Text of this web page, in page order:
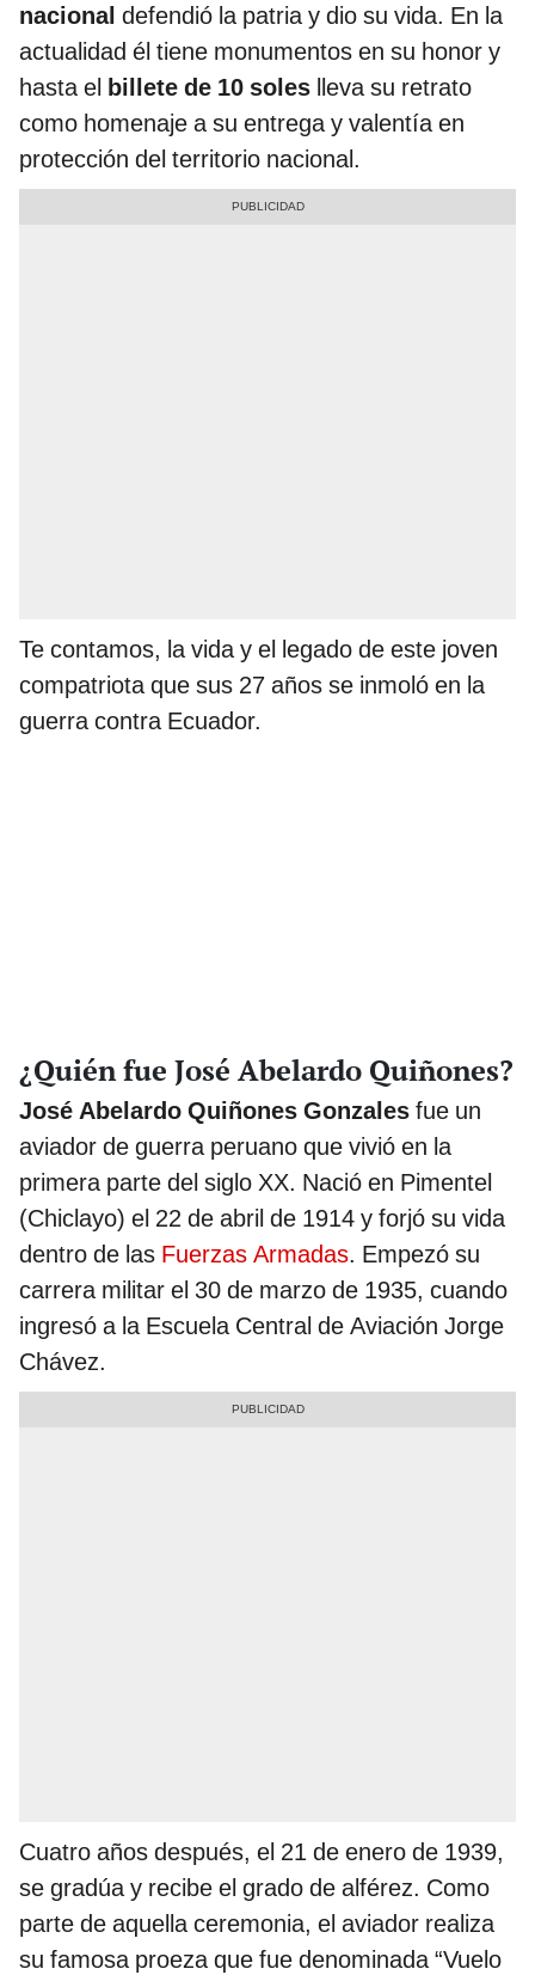
nacional defendió la patria y dio su vida. En la
actualidad él tiene monumentos en su honor y
hasta el billete de 10 soles lleva su retrato
como homenaje a su entrega y valentía en
protección del territorio nacional.
Te contamos, la vida y el legado de este joven
compatriota que sus 27 años se inmoló en la
guerra contra Ecuador.
¿Quién fue José Abelardo Quiñones?
José Abelardo Quiñones Gonzales fue un
aviador de guerra peruano que vivió en la
primera parte del siglo XX. Nació en Pimentel
(Chiclayo) el 22 de abril de 1914 y forjó su vida
dentro de las Fuerzas Armadas. Empezó su
carrera militar el 30 de marzo de 1935, cuando
ingresó a la Escuela Central de Aviación Jorge
Chávez.
Cuatro años después, el 21 de enero de 1939,
se gradúa y recibe el grado de alférez. Como
parte de aquella ceremonia, el aviador realiza
su famosa proeza que fue denominada “Vuelo